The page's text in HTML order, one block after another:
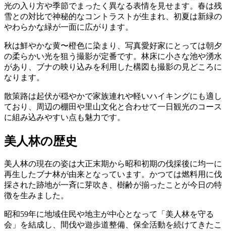
光の入り方や季節でまったく異なる表情を見せます。春は残
雪との対比で神秘的なコントラストが生まれ、初夏は新緑の
やわらかな緑が一面に広がります。
秋は鮮やかな黄〜橙色に染まり、写真愛好家にとっては朝夕
の柔らかい光を狙う撮影が定番です。林床に小さな池や湧水
があり、ブナの映り込みを利用した構図も撮影の見どころに
なります。
散策路は起伏が穏やかで家族連れや軽いハイキングにも適し
ており、周辺の棚田や里山文化と合わせて一日観光のコース
に組み込みやすい点も魅力です。
美人林の歴史
美人林の現在の姿は大正末期から昭和初期の伐採後に均一に
再生したブナ林が由来となっています。かつては燃料用に伐
採された跡地が一斉に芽吹き、樹齢が揃ったことが今日の特
徴を生みました。
昭和59年に地域住民や地主が中心となって「美人林を守る
会」を結成し、間伐や遊歩道整備、保全活動を続けてきたこ